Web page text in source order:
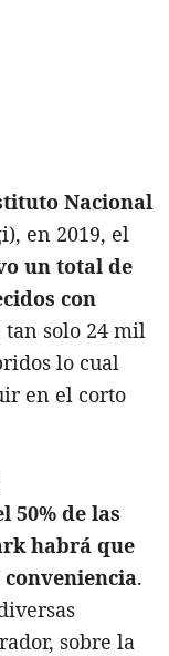
Nacional
en 2019, el
un total de
con
tan solo 24 mil
lo cual
en el corto
50% de las
habrá que
.
sobre la